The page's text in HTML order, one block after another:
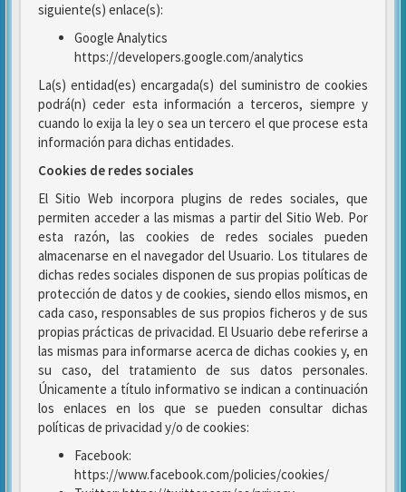
siguiente(s) enlace(s):
Google Analytics
https://developers.google.com/analytics
La(s) entidad(es) encargada(s) del suministro de cookies
podrá(n) ceder esta información a terceros, siempre y
cuando lo exija la ley o sea un tercero el que procese esta
información para dichas entidades.
Cookies de redes sociales
El Sitio Web incorpora plugins de redes sociales, que
permiten acceder a las mismas a partir del Sitio Web. Por
esta razón, las cookies de redes sociales pueden
almacenarse en el navegador del Usuario. Los titulares de
dichas redes sociales disponen de sus propias políticas de
protección de datos y de cookies, siendo ellos mismos, en
cada caso, responsables de sus propios ficheros y de sus
propias prácticas de privacidad. El Usuario debe referirse a
las mismas para informarse acerca de dichas cookies y, en
su caso, del tratamiento de sus datos personales.
Únicamente a título informativo se indican a continuación
los enlaces en los que se pueden consultar dichas
políticas de privacidad y/o de cookies:
Facebook:
https://www.facebook.com/policies/cookies/